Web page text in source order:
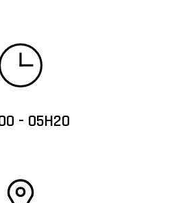
- 05H20